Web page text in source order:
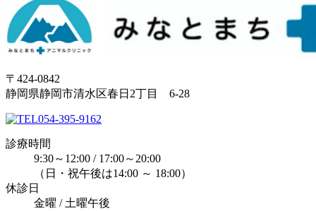
〒424-0842
静岡県静岡市清水区春日2丁目 6-28
054-395-9162
診療時間
9:30～12:00 / 17:00～20:00
（日・祝午後は14:00 ～ 18:00）
休診日
金曜 / 土曜午後